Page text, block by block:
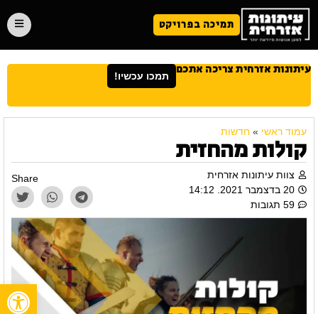
תמיכה בפרויקט
עיתונות אזרחית צריכה אתכם תמכו עכשיו!
עמוד ראשי » חדשות
קולות מהחזית
צוות עיתונות אזרחית
20 בדצמבר 2021. 14:12
59 תגובות
Share